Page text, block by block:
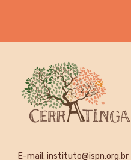
E-mail: instituto@ispn.org.br